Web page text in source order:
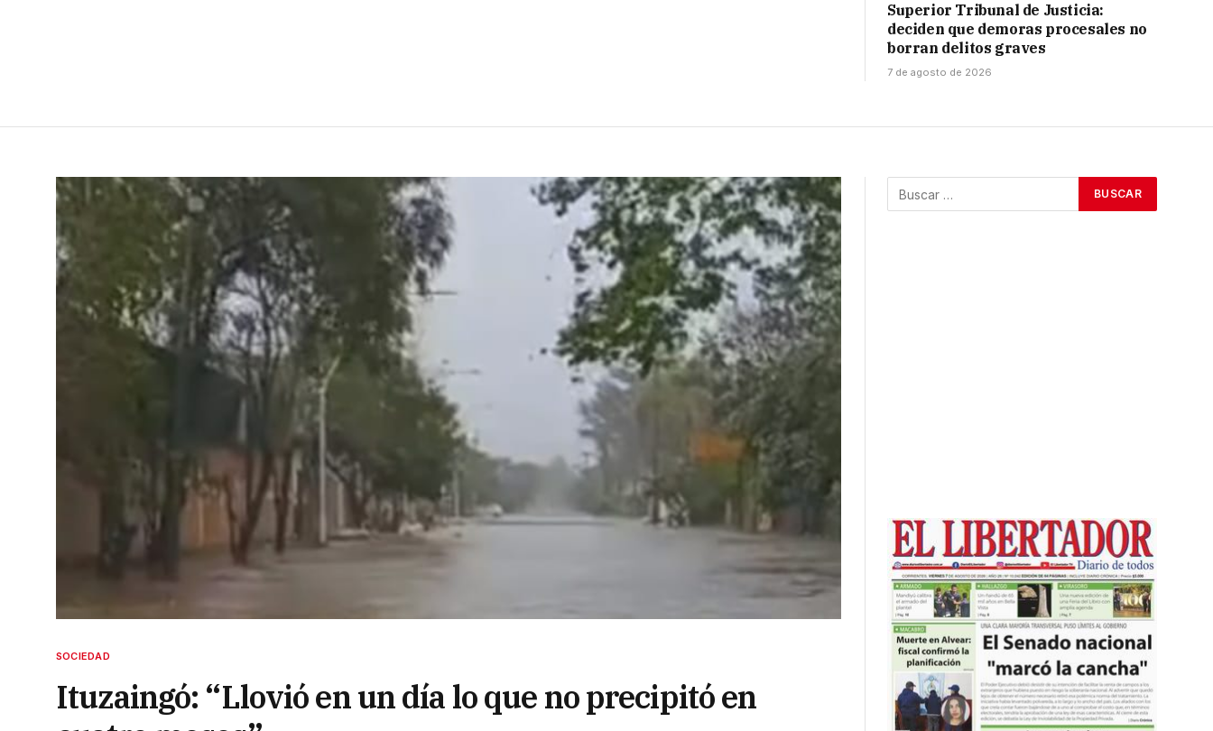
Superior Tribunal de Justicia:
deciden que demoras procesales no
borran delitos graves
7 de agosto de 2026
SOCIEDAD
Ituzaingó: “Llovió en un día lo que no precipitó en